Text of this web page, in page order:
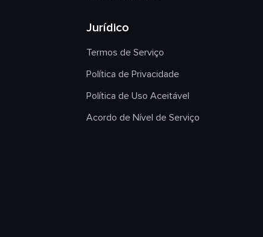
Jurídico
Termos de Serviço
Política de Privacidade
Política de Uso Aceitável
Acordo de Nível de Serviço